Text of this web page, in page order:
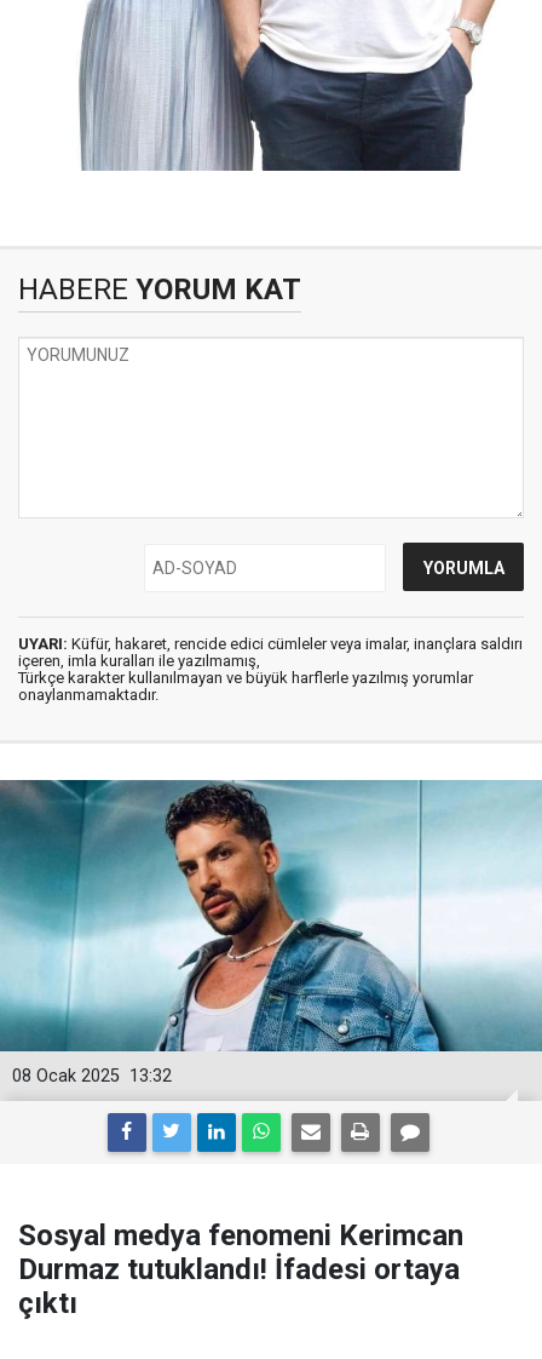
HABERE YORUM KAT
UYARI: Küfür, hakaret, rencide edici cümleler veya imalar, inançlara saldırı
içeren, imla kuralları ile yazılmamış,
Türkçe karakter kullanılmayan ve büyük harflerle yazılmış yorumlar
onaylanmamaktadır.
13:32
08 Ocak 2025
Sosyal medya fenomeni Kerimcan
Durmaz tutuklandı! İfadesi ortaya
çıktı